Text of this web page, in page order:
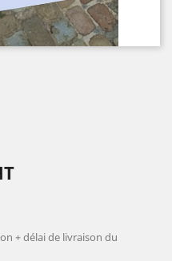
+ délai de livraison du